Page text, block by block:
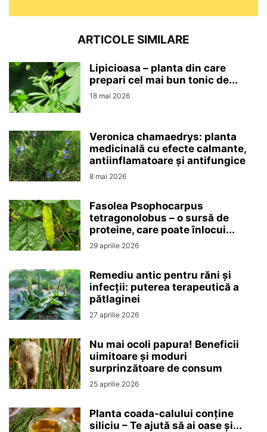
ARTICOLE SIMILARE
Lipicioasa – planta din care
prepari cel mai bun tonic de...
18 mai 2026
Veronica chamaedrys: planta
medicinală cu efecte calmante,
antiinflamatoare și antifungice
8 mai 2026
Fasolea Psophocarpus
tetragonolobus – o sursă de
proteine, care poate înlocui...
29 aprilie 2026
Remediu antic pentru răni și
infecții: puterea terapeutică a
pătlaginei
27 aprilie 2026
Nu mai ocoli papura! Beneficii
uimitoare și moduri
surprinzătoare de consum
25 aprilie 2026
Planta coada-calului conține
siliciu – Te ajută să ai oase și...